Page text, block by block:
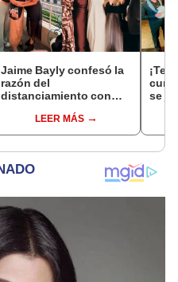
Jaime Bayly confesó la
razón del
distanciamiento con
del departamento
donde vivían junto a su
LEER MÁS
se
de la